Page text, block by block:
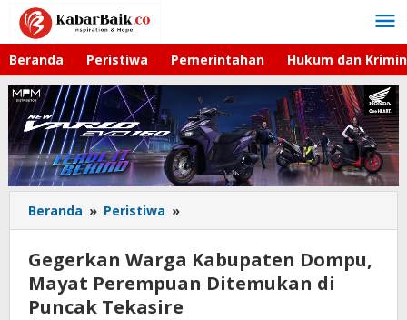
Lewati
konten
Beranda Peristiwa Pemerintahan Hukum dan
Beranda » Peristiwa »
Warga
Kabupaten
Dompu,
Mayat
Gegerkan Warga Kabupaten Dompu,
Mayat Perempuan Ditemukan di
Puncak Tekasire